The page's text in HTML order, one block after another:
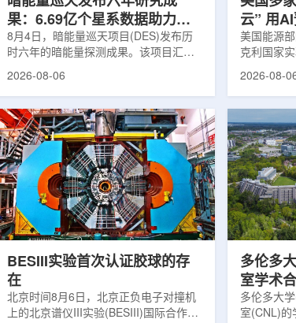
果：6.69亿个星系数据助力约
束宇宙加速膨胀
8月4日，暗能量巡天项目(DES)发布历
时六年的暗能量探测成果。该项目汇总
6.69亿个星系、数千个星系团以及3000
多颗超新星的信息，用于研究宇宙加速
膨胀和宇宙结构演化。为了实现DES，
费米实验室制造了一台极其灵敏的5.7亿
像素数字相机DECam，并将其安装在位
于智利安第斯山脉的美国国家科学基金
会托洛洛山美洲际天文台的布兰科4米望
远镜上。(图片由Reidar Hahn/费米国家
加速...
2026-08-06
云” 用
响
美国能源
克利国家
智能框架
子器件的
化图，这
智能框架
高性能计
响微电子
ChatGPT
智能手机
工...
2026-08-
BESIII实验首次认证胶球的存
在
北京时间8月6日，北京正负电子对撞机
上的北京谱仪III实验(BESIII)国际合作组
多伦多
室学术
多伦多大
室(CNL)的